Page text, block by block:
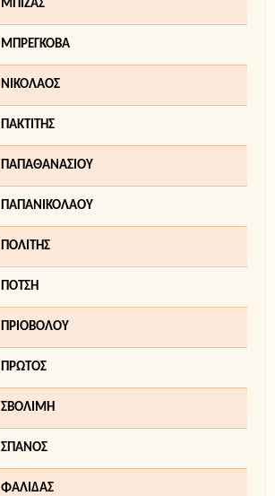
ΜΠΙΖΑΣ
ΜΠΡΕΓΚΟΒΑ
ΝΙΚΟΛΑΟΣ
ΠΑΚΤΙΤΗΣ
ΠΑΠΑΘΑΝΑΣΙΟΥ
ΠΑΠΑΝΙΚΟΛΑΟΥ
ΠΟΛΙΤΗΣ
ΠΟΤΣΗ
ΠΡΙΟΒΟΛΟΥ
ΠΡΩΤΟΣ
ΣΒΟΛΙΜΗ
ΣΠΑΝΟΣ
ΦΑΛΙΔΑΣ